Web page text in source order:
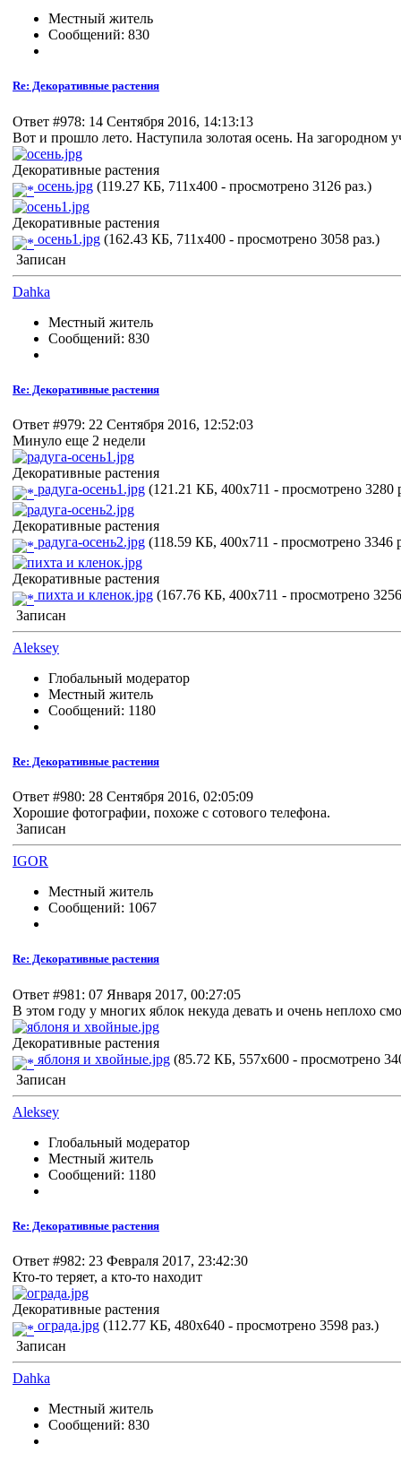
Местный житель
Сообщений: 830
Re: Декоративные растения
Ответ #978: 14 Сентября 2016, 14:13:13
Вот и прошло лето. Наступила золотая осень. На загородном
Декоративные растения
осень.jpg (119.27 КБ, 711x400 - просмотрено 3126 раз.)
Декоративные растения
осень1.jpg (162.43 КБ, 711x400 - просмотрено 3058 раз.)
Записан
Dahka
Местный житель
Сообщений: 830
Re: Декоративные растения
Ответ #979: 22 Сентября 2016, 12:52:03
Минуло еще 2 недели
Декоративные растения
радуга-осень1.jpg (121.21 КБ, 400x711 - просмотрено 3280
Декоративные растения
радуга-осень2.jpg (118.59 КБ, 400x711 - просмотрено 3346
Декоративные растения
пихта и кленок.jpg (167.76 КБ, 400x711 - просмотрено
Записан
Aleksey
Глобальный модератор
Местный житель
Сообщений: 1180
Re: Декоративные растения
Ответ #980: 28 Сентября 2016, 02:05:09
Хорошие фотографии, похоже с сотового телефона.
Записан
IGOR
Местный житель
Сообщений: 1067
Re: Декоративные растения
Ответ #981: 07 Января 2017, 00:27:05
В этом году у многих яблок некуда девать и очень неплохо
Декоративные растения
яблоня и хвойные.jpg (85.72 КБ, 557x600 - просмотрено
Записан
Aleksey
Глобальный модератор
Местный житель
Сообщений: 1180
Re: Декоративные растения
Ответ #982: 23 Февраля 2017, 23:42:30
Кто-то теряет, а кто-то находит
Декоративные растения
ограда.jpg (112.77 КБ, 480x640 - просмотрено 3598 раз.)
Записан
Dahka
Местный житель
Сообщений: 830